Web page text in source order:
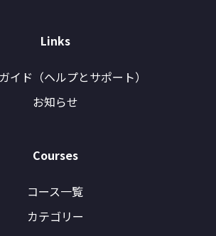
Links
イド（ヘルプとサポート）
お知らせ
Courses
コース一覧
カテゴリー